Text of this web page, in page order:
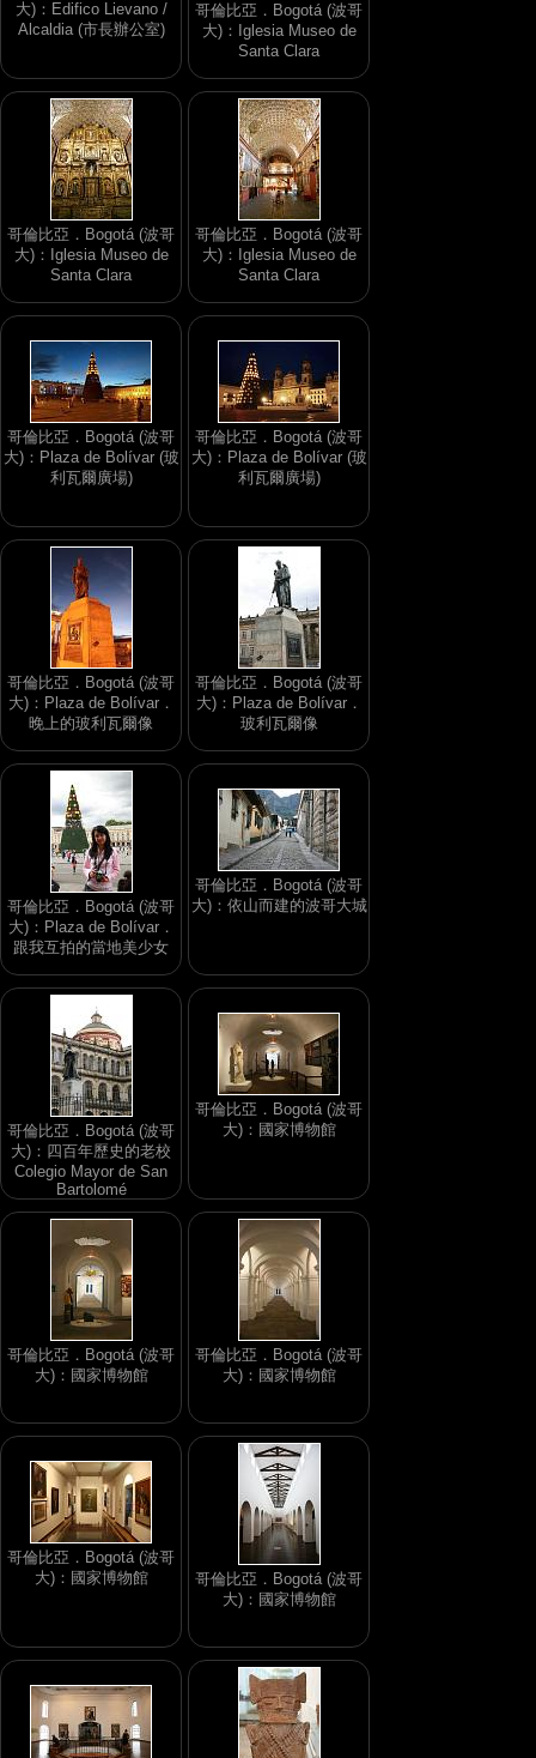
大)：Edifico Lievano /
Alcaldia (市長辦公室)
哥倫比亞．Bogotá (波哥
大)：Iglesia Museo de
Santa Clara
哥倫比亞．Bogotá (波哥
大)：Iglesia Museo de
Santa Clara
哥倫比亞．Bogotá (波哥
大)：Iglesia Museo de
Santa Clara
哥倫比亞．Bogotá (波哥
大)：Plaza de Bolívar (玻
利瓦爾廣場)
哥倫比亞．Bogotá (波哥
大)：Plaza de Bolívar (玻
利瓦爾廣場)
哥倫比亞．Bogotá (波哥
大)：Plaza de Bolívar．
晚上的玻利瓦爾像
哥倫比亞．Bogotá (波哥
大)：Plaza de Bolívar．
玻利瓦爾像
哥倫比亞．Bogotá (波哥
大)：Plaza de Bolívar．
跟我互拍的當地美少女
哥倫比亞．Bogotá (波哥
大)：依山而建的波哥大城
哥倫比亞．Bogotá (波哥
大)：四百年歷史的老校
Colegio Mayor de San
Bartolomé
哥倫比亞．Bogotá (波哥
大)：國家博物館
哥倫比亞．Bogotá (波哥
大)：國家博物館
哥倫比亞．Bogotá (波哥
大)：國家博物館
哥倫比亞．Bogotá (波哥
大)：國家博物館
哥倫比亞．Bogotá (波哥
大)：國家博物館